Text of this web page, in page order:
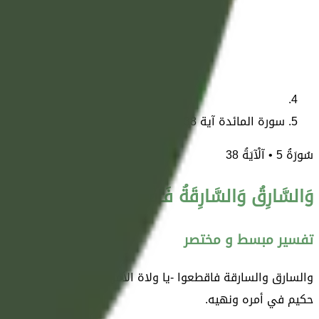
سورة المائدة آية 38
سُورَةُ5• آلْآيَةُ38
وَالسَّارِقُ وَالسَّارِقَةُ فَاقْطَعُوا أَيْدِيَهُمَا جَزَاءً
تفسير مبسط و مختصر
والسارق والسارقة فاقطعوا -يا ولاة الأمر- أيديهما بمقتضى
حكيم في أمره ونهيه.